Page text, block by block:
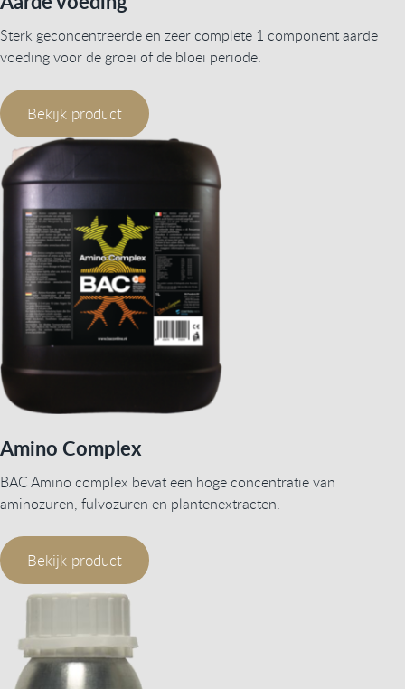
Sterk geconcentreerde en zeer complete 1 component aarde
voeding voor de groei of de bloei periode.
Bekijk product
Amino Complex
BAC Amino complex bevat een hoge concentratie van
aminozuren, fulvozuren en plantenextracten.
Bekijk product